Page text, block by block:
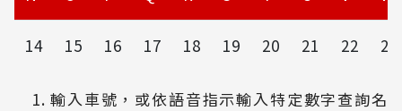
14 15 16 17 18 19 20 21 22 23
輸入車號，或依語音指示輸入特定數字查詢名